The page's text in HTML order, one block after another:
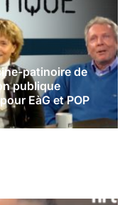
patinoire de
publique
EàG et POP